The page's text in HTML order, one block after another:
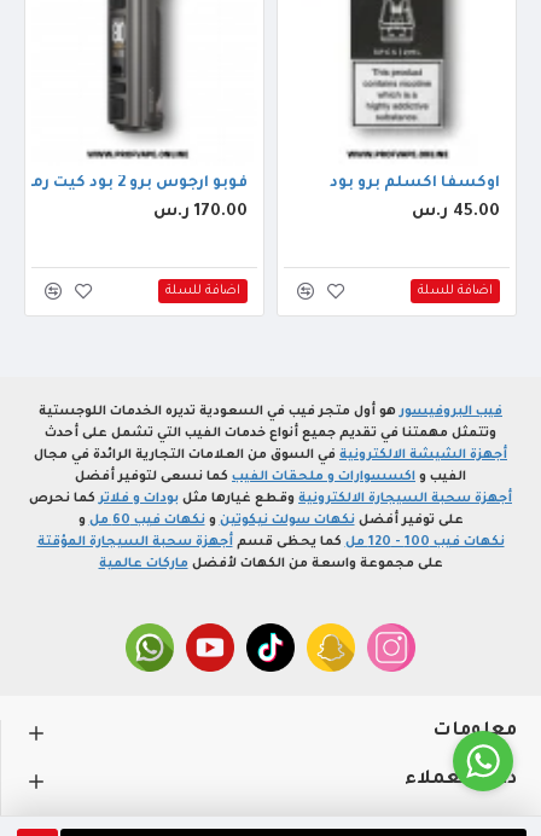
ريد موسكو ايس 30مل
اوكسفا اكسلم برو بود
45.00 ر.س
اضافة للسلة
فوبو ارجوس برو 2 بود كيت رمادي
170.00 ر.س
اضافة للسلة
فيب البروفيسورهو أول متجر فيب في السعودية تديره الخدمات اللوجستية
وتتمثل مهمتنا في تقديم جميع أنواع خدمات الفيب التي تشمل على أحدث
أجهزة الشيشة الالكترونية في السوق من العلامات التجارية الرائدة في مجال
الفيب و اكسسوارات و ملحقات الفيب كما نسعى لتوفير أفضل
أجهزة سحبة السيجارة الالكترونية وقطع غيارها مثل بودات و فلاتركما نحرص
على توفير أفضلنكهات سولت نيكوتين ونكهات فيب 60 مل
و
نكهات فيب 100 - 120 مل
كما يحظى قسمأجهزة سحبة السيجارة المؤقتة
على مجموعة واسعة من الكهات لأفضل ماركات عالمية
معلومات
دعم العملاء
حســـابي